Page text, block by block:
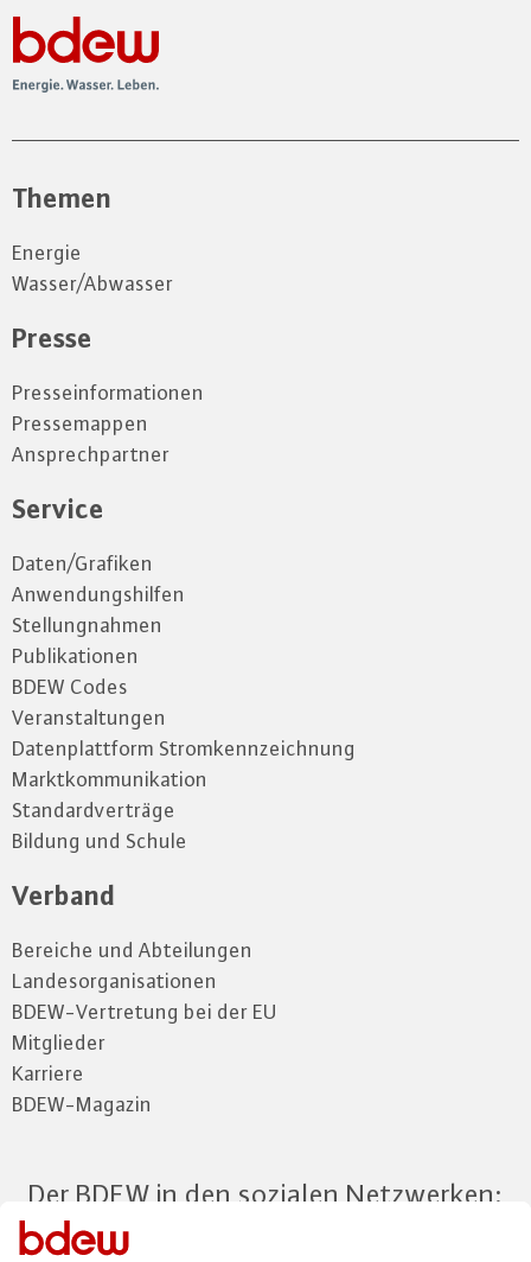
Themen
Energie
Wasser/Abwasser
Presse
Presseinformationen
Pressemappen
Ansprechpartner
Service
Daten/Grafiken
Anwendungshilfen
Stellungnahmen
Publikationen
BDEW Codes
Veranstaltungen
Datenplattform Stromkennzeichnung
Marktkommunikation
Standardverträge
Bildung und Schule
Verband
Bereiche und Abteilungen
Landesorganisationen
BDEW-Vertretung bei der EU
Mitglieder
Karriere
BDEW-Magazin
Der BDEW in den sozialen Netzwerken: